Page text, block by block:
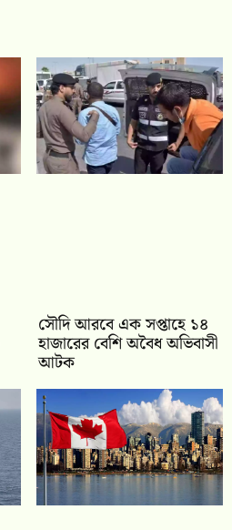
সৌদি আরবে এক সপ্তাহে ১৪
হাজারের বেশি অবৈধ অভিবাসী
আটক